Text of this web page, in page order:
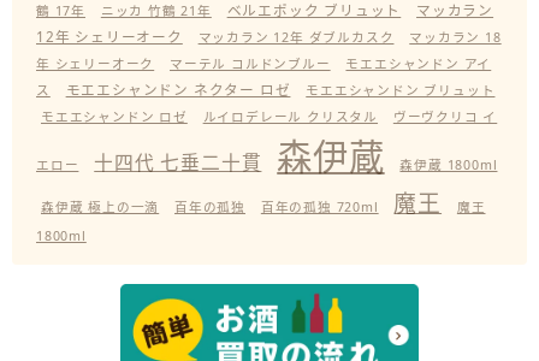
鶴 17年
ニッカ 竹鶴 21年 ベルエポック ブリュット
マッカラン
12年 シェリーオーク
マッカラン 12年 ダブルカスク
マッカラン 18
年 シェリーオーク
マーテル コルドンブルー
モエエシャンドン アイ
ス
モエエシャンドン ネクター ロゼ
モエエシャンドン ブリュット
モエエシャンドン ロゼ
ルイロデレール クリスタル ヴーヴクリコ イ
エロー 十四代 七垂二十貫 森伊蔵 森伊蔵 1800ml
森伊蔵 極上の一滴 百年の孤独 百年の孤独 720ml 魔王
魔王
1800ml